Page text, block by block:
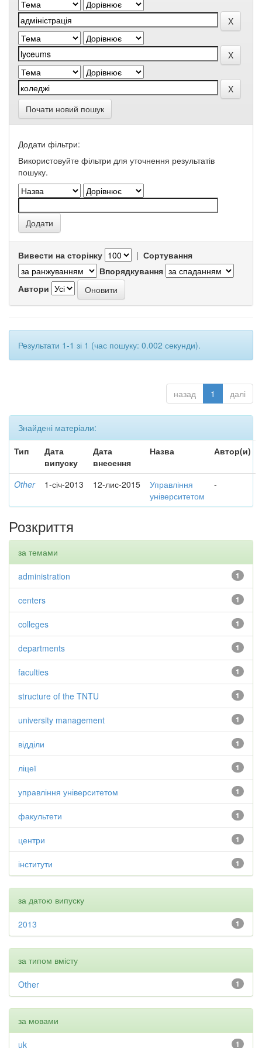
Почати новий пошук
Додати фільтри:
Використовуйте фільтри для уточнення результатів
пошуку.
Вивести на сторінку | Сортування
Впорядкування
Автори
Результати 1-1 зі 1 (час пошуку: 0.002 секунди).
назад 1 далі
Знайдені матеріали:
Тип
Дата
випуску
Дата
внесення
Назва Автор(и)
Other 1-січ-2013 12-лис-2015
Управління
університетом
-
Розкриття
за темами
1
administration
1
centers
1
colleges
1
departments
1
faculties
1
structure of the TNTU
1
university management
1
відділи
1
ліцеї
1
управління університетом
1
факультети
1
центри
1
інститути
за датою випуску
1
2013
за типом вмісту
1
Other
за мовами
1
uk